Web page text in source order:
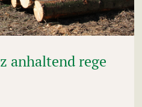
anhaltend rege